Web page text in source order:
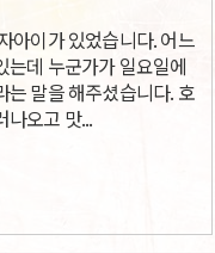
아이가 있었습니다. 어느
는데 누군가가 일요일에
는 말을 해주셨습니다. 호
나오고 맛...